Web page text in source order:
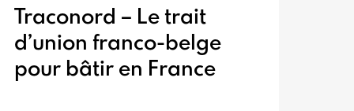
Traconord – Le trait
d’union franco-belge
pour bâtir en France